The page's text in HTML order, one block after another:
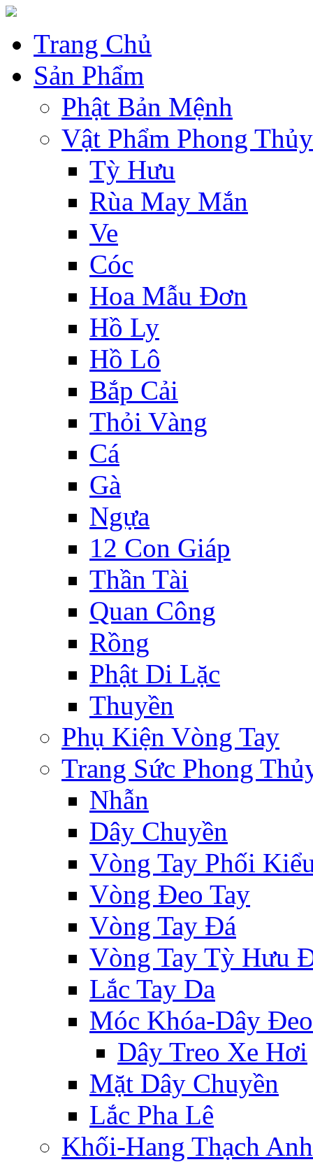
Trang Chủ
Sản Phẩm
Phật Bản Mệnh
Vật Phẩm Phong Thủy
Tỳ Hưu
Rùa May Mắn
Ve
Cóc
Hoa Mẫu Đơn
Hồ Ly
Hồ Lô
Bắp Cải
Thỏi Vàng
Cá
Gà
Ngựa
12 Con Giáp
Thần Tài
Quan Công
Rồng
Phật Di Lặc
Thuyền
Phụ Kiện Vòng Tay
Trang Sức Phong
Nhẫn
Dây Chuyền
Vòng Tay Phối
Vòng Đeo Tay
Vòng Tay Đá
Vòng Tay Tỳ Hưu
Lắc Tay Da
Móc Khóa-Dây Đeo
Dây Treo Xe Hơi
Mặt Dây Chuyền
Lắc Pha Lê
Khối-Hang Thạch Anh